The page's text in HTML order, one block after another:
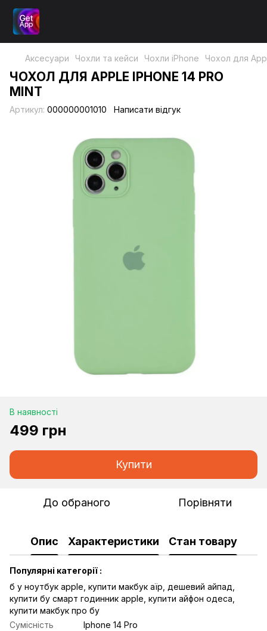
Аксесуари Чохли та кейси Чохли iPhone Чохол для
ЧОХОЛ ДЛЯ APPLE IPHONE 14 PRO
MINT
Артикул: 000000001010 Написати відгук
В наявності
499 грн
Купити
До обраного Порівняти
Опис Характеристики Стан товару
Популярні категорії :
б у ноутбук apple купити макбук аїр дешевий айпад
купити бу смарт годинник apple купити айфон одеса
купити макбук про бу
Сумісність
Iphone 14 Pro